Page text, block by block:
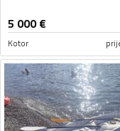
5 000€
Kotor